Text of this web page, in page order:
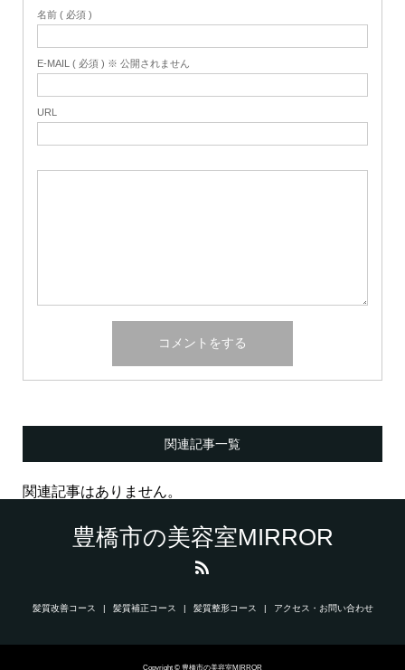
名前 ( 必須 )
E-MAIL ( 必須 ) ※ 公開されません
URL
関連記事一覧
関連記事はありません。
豊橋市の美容室MIRROR
髪質改善コース 髪質補正コース 髪質整形コース アクセス・お問い合わせ
Copyright © 豊橋市の美容室MIRROR